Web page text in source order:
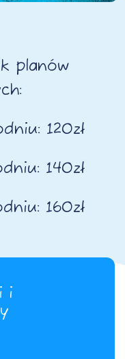
planów
120zł
140zł
160zł
i
i